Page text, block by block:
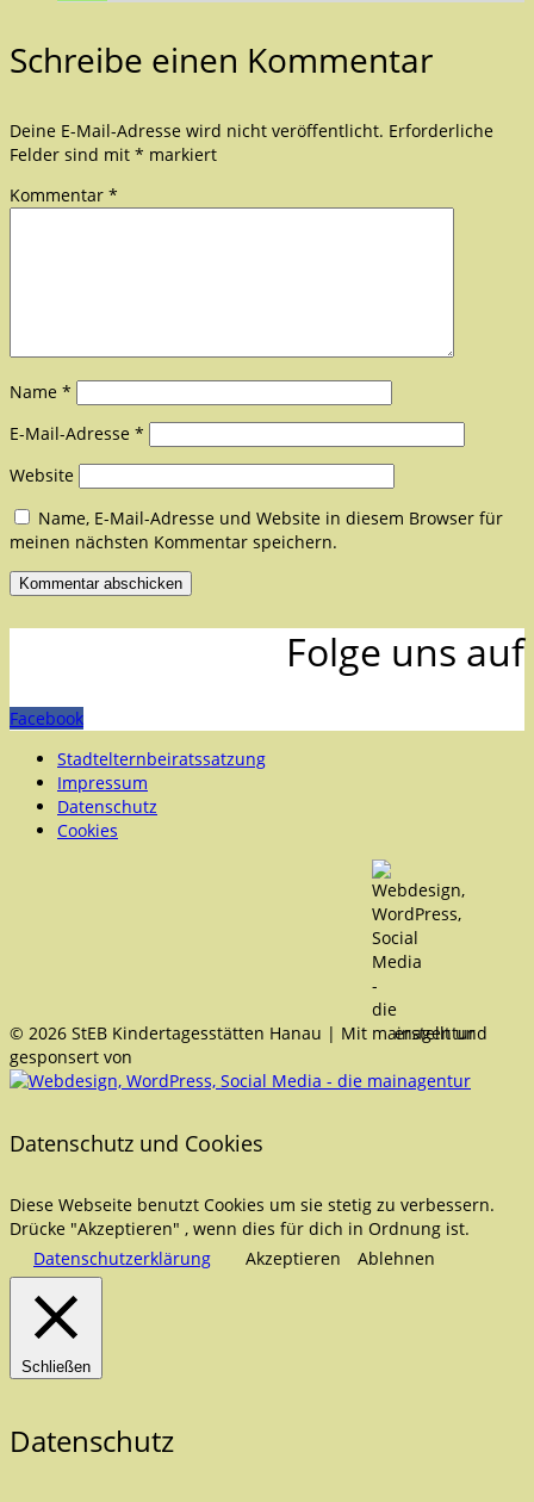
Schreibe einen Kommentar
Deine E-Mail-Adresse wird nicht veröffentlicht. Erforderliche
Felder sind mit * markiert
Kommentar *
Name *
E-Mail-Adresse *
Website
Name, E-Mail-Adresse und Website in diesem Browser für
meinen nächsten Kommentar speichern.
Folge uns auf
Facebook
Stadtelternbeiratssatzung
Impressum
Datenschutz
Cookies
© 2026 StEB Kindertagesstätten Hanau | Mit
erstellt und
gesponsert von
Datenschutz und Cookies
Diese Webseite benutzt Cookies um sie stetig zu verbessern.
Drücke "Akzeptieren" , wenn dies für dich in Ordnung ist.
Datenschutzerklärung
Akzeptieren Ablehnen
Schließen
Datenschutz